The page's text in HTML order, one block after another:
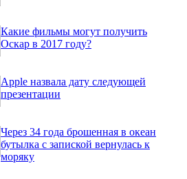
Какие фильмы могут получить
Оскар в 2017 году?
Apple назвала дату следующей
презентации
Через 34 года брошенная в океан
бутылка с запиской вернулась к
моряку